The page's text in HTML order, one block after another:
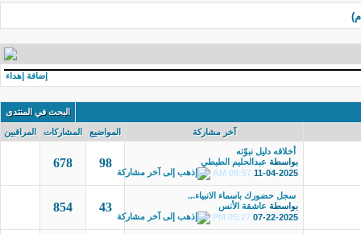
إضافة إهداء
البحث في المنتدى
آخر مشاركة المواضيع المشاركات
المراقبين
أخلاقه دليل نبوّته
بواسطة عبدالحليم الطيطي
11-04-2025
08:57 AM
98
678
سجل حضورك باسماء الانبياء...
بواسطة عاشقة الأنس
07-22-2025
05:27 PM
43
854